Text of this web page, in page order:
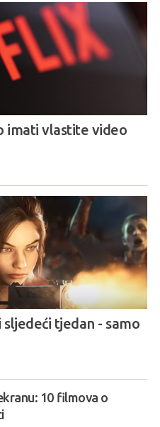
imati vlastite video
tjedan - samo
10 filmova o